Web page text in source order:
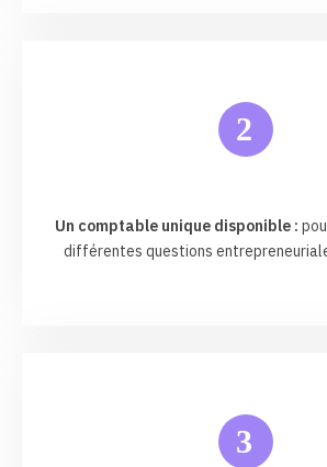
2
Un comptable unique disponible :
différentes questions
3